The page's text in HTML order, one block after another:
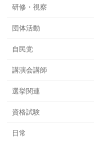
研修・視察
団体活動
自民党
講演会講師
選挙関連
資格試験
日常